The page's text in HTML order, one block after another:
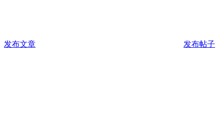
发布文章 发布帖子